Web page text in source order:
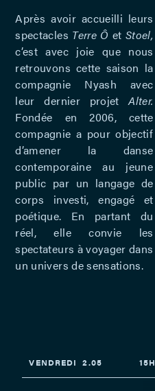
Après avoir accueilli leurs
spectacles Terre Ô etStoel,
c’est avec joie que nous
retrouvons cette saison la
compagnie Nyash avec
leur dernier projetAlter.
Fondée en 2006, cette
compagnie a pour objectif
d’amener la danse
contemporaine au jeune
public par un langage de
corps investi, engagé et
poétique. En partant du
réel, elle convie les
spectateurs à voyager dans
un univers de sensations.
VENDREDI 2.05 15H